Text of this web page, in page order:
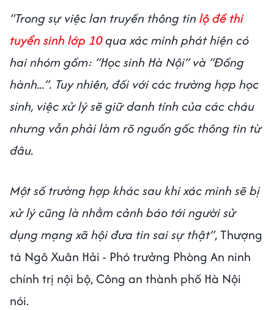
“Trong sự việc lan truyền thông tin lộ đề thi
tuyển sinh lớp 10qua xác minh phát hiện có
hai nhóm gồm: “Học sinh Hà Nội” và “Đồng
hành...”. Tuy nhiên, đối với các trường hợp học
sinh, việc xử lý sẽ giữ danh tính của các cháu
nhưng vẫn phải làm rõ nguồn gốc thông tin từ
đâu.
Một số trường hợp khác sau khi xác minh sẽ bị
xử lý cũng là nhằm cảnh báo tới người sử
dụng mạng xã hội đưa tin sai sự thật”, Thượng
tá Ngô Xuân Hải - Phó trưởng Phòng An ninh
chính trị nội bộ, Công an thành phố Hà Nội
nói.